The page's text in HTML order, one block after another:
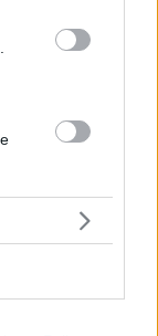
Központ
di
flessibilità
traffico